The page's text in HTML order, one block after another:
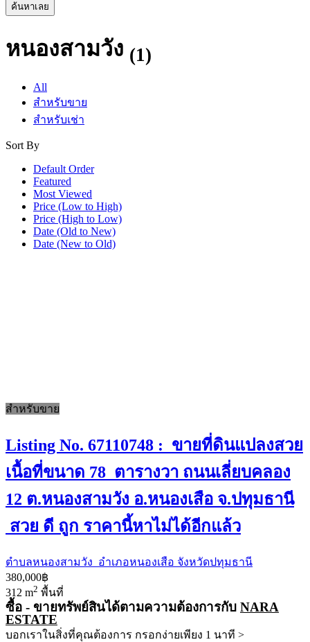
ค้นหาเลย
หนองสามวัง (1)
All
สำหรับขาย
สำหรับเช่า
Sort By
Default Order
Featured
Most Viewed
Price (Low to High)
Price (High to Low)
Date (Old to New)
Date (New to Old)
สำหรับขาย
Listing No. 67110748 : ขายที่ดินแปลงสวย
เนื้อที่ขนาด 78 ตารางวา ถนนเลี่ยบคลอง
12 ต.หนองสามวัง อ.หนองเสือ จ.ปทุมธานี
สวย ดี ถูก ราคานี้หาไม่ได้อีกแล้ว
ตำบลหนองสามวัง อำเภอหนองเสือ จังหวัดปทุมธานี
380,000฿
312 m2 พื้นที่
ซื้อ - ขายทรัพย์สินได้ตามความต้องการกับ NARA
ESTATE
บอกเราในสิ่งที่คุณต้องการ กรอกง่ายเพียง 1 นาที >